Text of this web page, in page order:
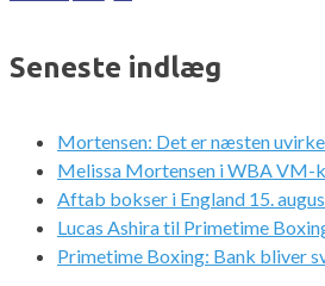
Seneste indlæg
Mortensen: Det er næsten
Melissa Mortensen i WBA VM-
Aftab bokser i England 15.
Lucas Ashira til Primetime
Primetime Boxing: Bank bliver